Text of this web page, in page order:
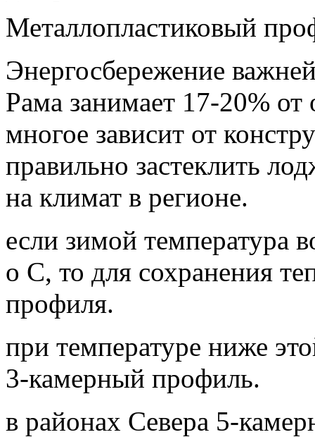
Металлопластиковый
Энергосбережение
Рама занимает 17-20%
многое зависит от
правильно застеклить
на климат в регионе.
если зимой температура
о С, то для сохранения
профиля.
при температуре ниже
3-камерный профиль.
в районах Севера 5-